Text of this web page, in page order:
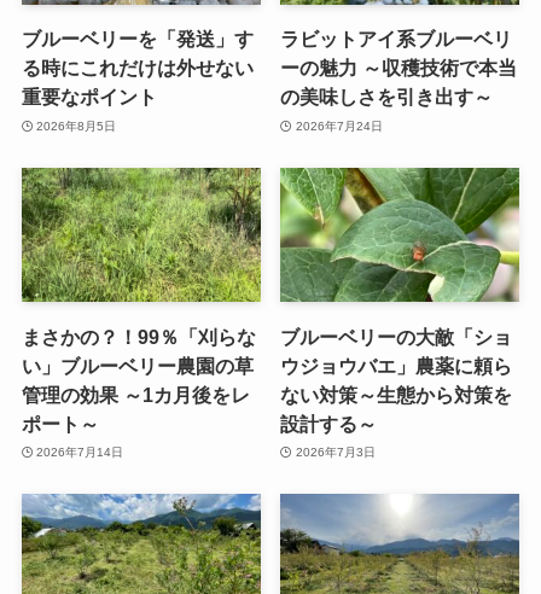
ブルーベリーを「発送」す
る時にこれだけは外せない
重要なポイント
2026年8月5日
ラビットアイ系ブルーベリ
ーの魅力 ～収穫技術で本当
の美味しさを引き出す～
2026年7月24日
まさかの？！99％「刈らな
い」ブルーベリー農園の草
管理の効果 ～1カ月後をレ
ポート～
2026年7月14日
ブルーベリーの大敵「ショ
ウジョウバエ」農薬に頼ら
ない対策～生態から対策を
設計する～
2026年7月3日